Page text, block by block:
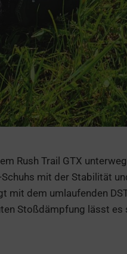
Rush Trail GTX
mit der Stabilität
mit dem umlaufenden
Stoßdämpfung lässt